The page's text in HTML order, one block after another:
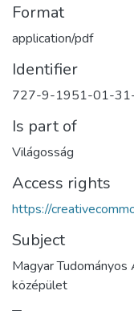
Format
application/pdf
Identifier
727-9-1951-01-
Is part of
Világosság
Access rights
https://
Subject
Magyar Tudományos
középület